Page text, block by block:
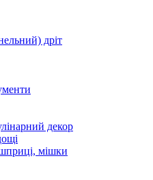
дріт
декор
мішки